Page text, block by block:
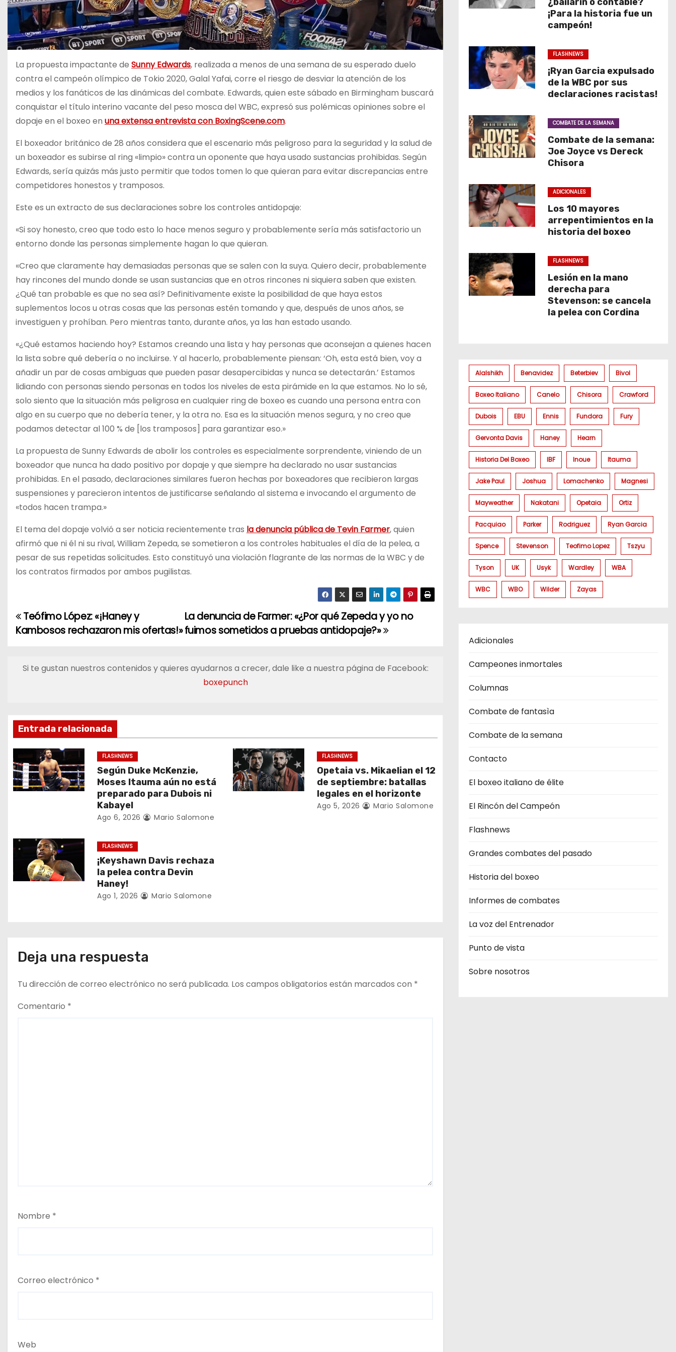
La propuesta impactante de Sunny Edwards, realizada a menos de una semana de su esperado duelo
contra el campeón olímpico de Tokio 2020, Galal Yafai, corre el riesgo de desviar la atención de los
medios y los fanáticos de las dinámicas del combate. Edwards, quien este sábado en Birmingham buscará
conquistar el título interino vacante del peso mosca del WBC, expresó sus polémicas opiniones sobre el
dopaje en el boxeo en una extensa entrevista con BoxingScene.com.
El boxeador británico de 28 años considera que el escenario más peligroso para la seguridad y la salud de
un boxeador es subirse al ring «limpio» contra un oponente que haya usado sustancias prohibidas. Según
Edwards, sería quizás más justo permitir que todos tomen lo que quieran para evitar discrepancias entre
competidores honestos y tramposos.
Este es un extracto de sus declaraciones sobre los controles antidopaje:
«Si soy honesto, creo que todo esto lo hace menos seguro y probablemente sería más satisfactorio un
entorno donde las personas simplemente hagan lo que quieran.
«Creo que claramente hay demasiadas personas que se salen con la suya. Quiero decir, probablemente
hay rincones del mundo donde se usan sustancias que en otros rincones ni siquiera saben que existen.
¿Qué tan probable es que no sea así? Definitivamente existe la posibilidad de que haya estos
suplementos locos u otras cosas que las personas estén tomando y que, después de unos años, se
investiguen y prohíban. Pero mientras tanto, durante años, ya las han estado usando.
«¿Qué estamos haciendo hoy? Estamos creando una lista y hay personas que aconsejan a quienes hacen
la lista sobre qué debería o no incluirse. Y al hacerlo, probablemente piensan: ‘Oh, esta está bien, voy a
añadir un par de cosas ambiguas que pueden pasar desapercibidas y nunca se detectarán.’ Estamos
lidiando con personas siendo personas en todos los niveles de esta pirámide en la que estamos. No lo sé,
solo siento que la situación más peligrosa en cualquier ring de boxeo es cuando una persona entra con
algo en su cuerpo que no debería tener, y la otra no. Esa es la situación menos segura, y no creo que
podamos detectar al 100 % de [los tramposos] para garantizar eso.»
La propuesta de Sunny Edwards de abolir los controles es especialmente sorprendente, viniendo de un
boxeador que nunca ha dado positivo por dopaje y que siempre ha declarado no usar sustancias
prohibidas. En el pasado, declaraciones similares fueron hechas por boxeadores que recibieron largas
suspensiones y parecieron intentos de justificarse señalando al sistema e invocando el argumento de
«todos hacen trampa.»
El tema del dopaje volvió a ser noticia recientemente tras la denuncia pública de Tevin Farmer, quien
afirmó que ni él ni su rival, William Zepeda, se sometieron a los controles habituales el día de la pelea, a
pesar de sus repetidas solicitudes. Esto constituyó una violación flagrante de las normas de la WBC y de
los contratos firmados por ambos pugilistas.
N
v
a
c
i
ó
e
a
d
a
La denuncia de Farmer: «¿Por qué Zepeda y yo no
fuimos sometidos a pruebas antidopaje?»
Teófimo López: «¡Haney y
Kambosos rechazaron mis ofertas!»
Si te gustan nuestros contenidos y quieres ayudarnos a crecer, dale like a nuestra página de Facebook:
boxepunch
Entrada relacionada
FLASHNEWS
Según Duke McKenzie,
Moses Itauma aún no está
preparado para Dubois ni
Kabayel
Ago 6, 2026 Mario Salomone
FLASHNEWS
Opetaia vs. Mikaelian el 12
de septiembre: batallas
legales en el horizonte
Ago 5, 2026 Mario Salomone
FLASHNEWS
¡Keyshawn Davis rechaza
la pelea contra Devin
Haney!
Ago 1, 2026 Mario Salomone
Deja una respuesta
Tu dirección de correo electrónico no será publicada. Los campos obligatorios están marcados con *
Comentario *
Nombre *
Correo electrónico *
Web
¡Para la historia fue un
campeón!
FLASHNEWS
¡Ryan Garcia expulsado
de la WBC por sus
declaraciones racistas!
COMBATE DE LA SEMANA
Combate de la semana:
Joe Joyce vs Dereck
Chisora
ADICIONALES
Los 10 mayores
arrepentimientos en la
historia del boxeo
FLASHNEWS
Lesión en la mano
derecha para
Stevenson: se cancela
la pelea con Cordina
Alalshikh Benavidez Beterbiev Bivol
Boxeo Italiano Canelo Chisora Crawford
Dubois EBU Ennis Fundora Fury
Gervonta Davis Haney Hearn
Historia Del Boxeo IBF Inoue Itauma
Jake Paul Joshua Lomachenko Magnesi
Mayweather Nakatani Opetaia Ortiz
Pacquiao Parker Rodriguez Ryan Garcia
Spence Stevenson Teofimo Lopez Tszyu
Tyson UK Usyk Wardley WBA
WBC WBO Wilder Zayas
Adicionales
Campeones inmortales
Columnas
Combate de fantasìa
Combate de la semana
Contacto
El boxeo italiano de élite
El Rincón del Campeón
Flashnews
Grandes combates del pasado
Historia del boxeo
Informes de combates
La voz del Entrenador
Punto de vista
Sobre nosotros